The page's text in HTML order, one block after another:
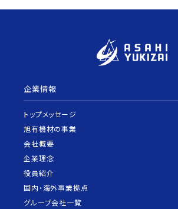
企業情報
トップメッセージ
旭有機材の事業
会社概要
企業理念
役員紹介
国内・海外事業拠点
グループ会社一覧